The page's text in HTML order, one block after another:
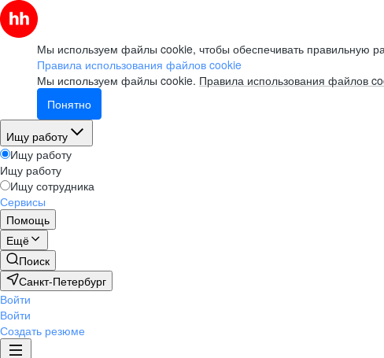
Мы используем файлы cookie, чтобы обеспечивать правильную
Правила использования файлов cookie
Мы используем файлы cookie. Правила использования файлов
Понятно
Ищу работу
Ищу работу
Ищу работу
Ищу сотрудника
Сервисы
Помощь
Ещё
Поиск
Санкт-Петербург
Войти
Войти
Создать резюме